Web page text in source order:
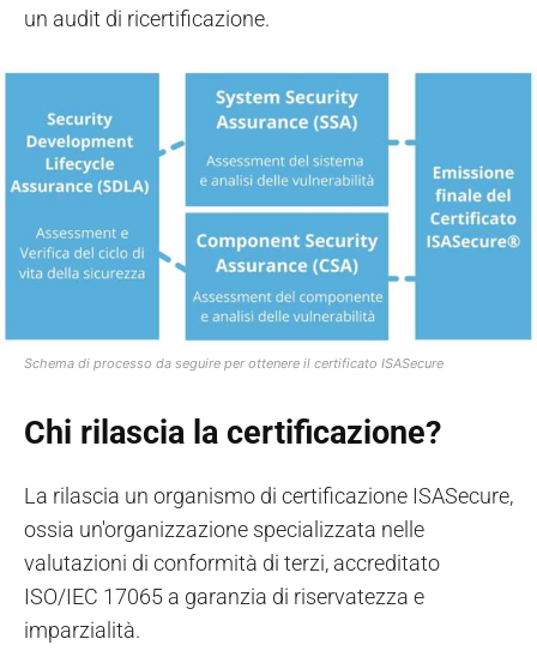
un audit di ricertificazione.
Schema di processo da seguire per ottenere il certificato ISASecure
Chi rilascia la certificazione?
La rilascia un organismo di certificazione ISASecure,
ossia un'organizzazione specializzata nelle
valutazioni di conformità di terzi, accreditato
ISO/IEC 17065 a garanzia di riservatezza e
imparzialità.